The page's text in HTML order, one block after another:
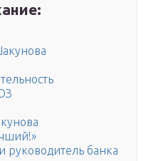
руководитель банка